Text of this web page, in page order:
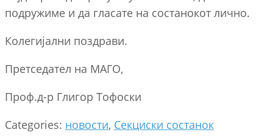
подружиме и да гласате на состанокот лично.
Колегијални поздрави.
Претседател на МАГО,
Проф.д-р Глигор Тофоски
Categories: новости, Секциски состанок